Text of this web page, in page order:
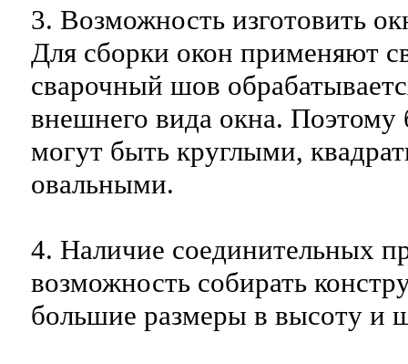
3. Возможность изготовить
Для сборки окон применяют
сварочный шов
внешнего вида окна. Поэтому
могут быть круглыми,
овальными.
4. Наличие соединительных
возможность собирать
большие размеры в высоту и